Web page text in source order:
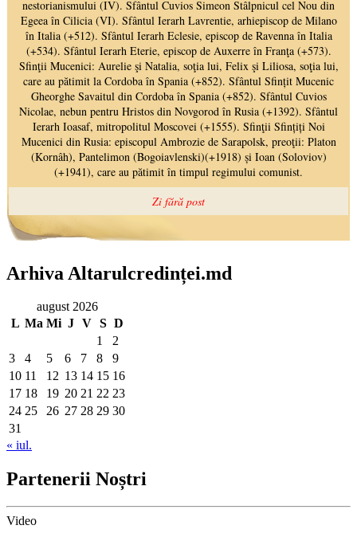
Arhiva Altarulcredinței.md
august 2026
L Ma Mi J V S D
1
2
3
4 5 6 7 8
9
10 11 12 13 14 15 16
17 18 19 20 21 22 23
24 25 26 27 28 29 30
31
« iul.
Partenerii Noștri
Video